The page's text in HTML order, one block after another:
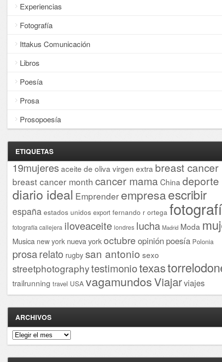
Experiencias
Fotografía
Ittakus Comunicación
Libros
Poesía
Prosa
Prosopoesía
ETIQUETAS
19mujeresaceite de oliva virgen extra breast cancer
breast cancer month cancer mama China deporte
diario ideal Emprender empresaescribir
españa estados unidos export fernando r ortega
fotografía callejera iloveaceite londres lucha Madrid Moda
Musica new york nueva yorkoctubre opinión poesía Polonia
prosarelato rugby san antonio sexo
streetphotographytestimoniotexas
trailrunning travel USA vagamundosViajarviajes
ARCHIVOS
Archivos